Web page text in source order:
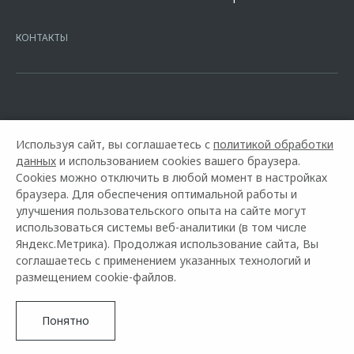
16.01.2015. Предложение ограничено и не является публичной
КОНТАКТЫ
Горячая линия OMODA: +7 (8162) 64-99-99
Используя сайт, вы соглашаетесь с политикой обработки
данных и использованием cookies вашего браузера.
Cookies можно отключить в любой момент в настройках
браузера. Для обеспечения оптимальной работы и
улучшения пользовательского опыта на сайте могут
использоваться системы веб-аналитики (в том числе
Яндекс.Метрика). Продолжая использование сайта, Вы
соглашаетесь с применением указанных технологий и
размещением cookie-файлов.
Понятно